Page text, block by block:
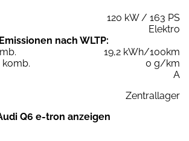
120 kW / 163 PS
Elektro
nach WLTP:
19,2 kWh/100km
komb.
0 g/km
A
Zentrallager
Q6 e-tron anzeigen